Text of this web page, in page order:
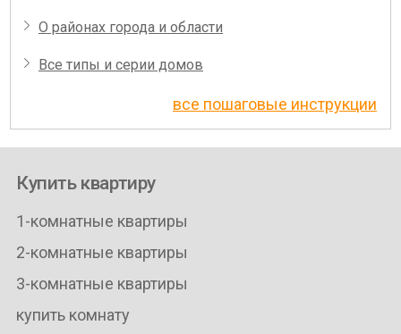
О районах города и области
Все типы и серии домов
все пошаговые инструкции
Купить квартиру
1-комнатные квартиры
2-комнатные квартиры
3-комнатные квартиры
купить комнату